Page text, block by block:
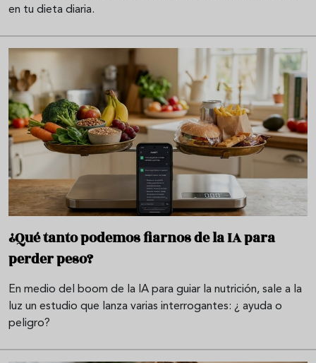
en tu dieta diaria.
¿Qué tanto podemos fiarnos de la IA para
perder peso?
En medio del boom de la IA para guiar la nutrición, sale a la
luz un estudio que lanza varias interrogantes: ¿ ayuda o
peligro?